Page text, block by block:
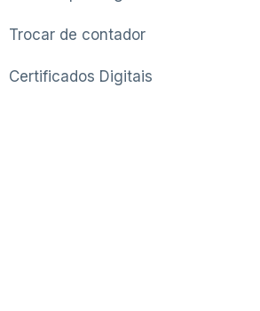
Trocar de contador
Certificados Digitais